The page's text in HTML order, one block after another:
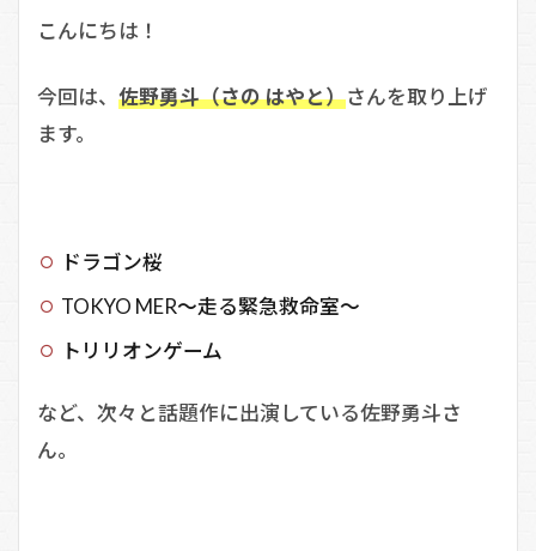
こんにちは！
今回は、 佐野勇斗（さの はやと）さんを取り上げ
ます。
ドラゴン桜
TOKYO MER～走る緊急救命室～
トリリオンゲーム
など、次々と話題作に出演している佐野勇斗さ
ん。